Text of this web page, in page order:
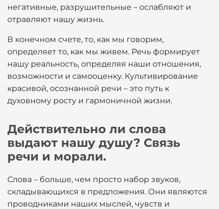
негативные, разрушительные – ослабляют и
отравляют нашу жизнь.
В конечном счете, то, как мы говорим,
определяет то, как мы живем. Речь формирует
нашу реальность, определяя наши отношения,
возможности и самооценку. Культивирование
красивой, осознанной речи – это путь к
духовному росту и гармоничной жизни.
Действительно ли слова
выдают нашу душу? Связь
речи и морали.
Слова – больше, чем просто набор звуков,
складывающихся в предложения. Они являются
проводниками наших мыслей, чувств и